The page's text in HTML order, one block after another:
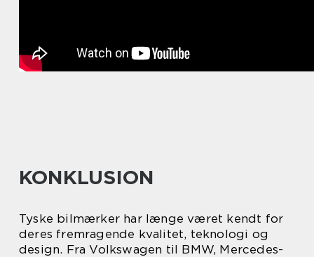
KONKLUSION
Tyske bilmærker har længe været kendt for
deres fremragende kvalitet, teknologi og
design. Fra Volkswagen til BMW, Mercedes-